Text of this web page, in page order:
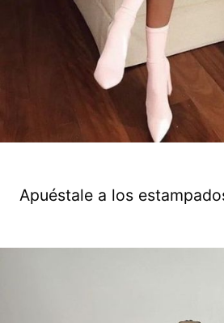
Apuéstale a los